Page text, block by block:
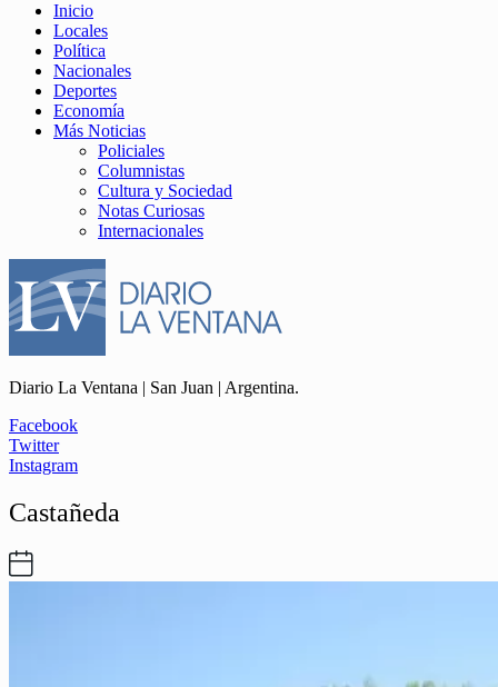
Inicio
Locales
Política
Nacionales
Deportes
Economía
Más Noticias
Policiales
Columnistas
Cultura y Sociedad
Notas Curiosas
Internacionales
Diario La Ventana | San Juan | Argentina.
Facebook
Twitter
Instagram
Castañeda